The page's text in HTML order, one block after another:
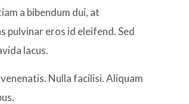
a bibendum dui, at
pulvinar eros id eleifend. Sed
lacus.
Nulla facilisi. Aliquam